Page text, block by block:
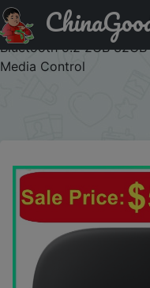
Купить с промокодом
Version Xiaomi Mi TV
Bluetooth 5.2 2GB
Media Control